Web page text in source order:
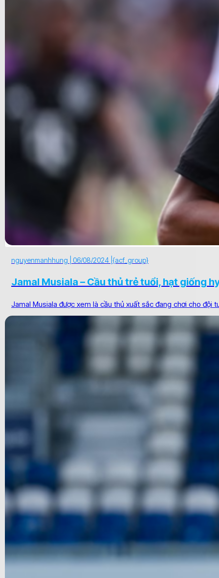
nguyenmanhhung | 06/08/2024 | {acf_group}
Jamal Musiala – Cầu thủ trẻ tuổi, hạt giống
Jamal Musiala được xem là cầu thủ xuất sắc đang chơi cho đội